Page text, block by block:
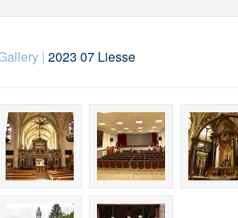
| 2023 07 Liesse